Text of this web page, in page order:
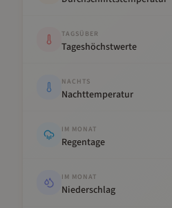
TAGSÜBER
Tageshöchstwerte
NACHTS
Nachttemperatur
IM MONAT
Regentage
IM MONAT
Niederschlag